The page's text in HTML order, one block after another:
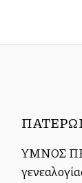
ΠΑΤΕΡΩΝ
ΥΜΝΟΣ